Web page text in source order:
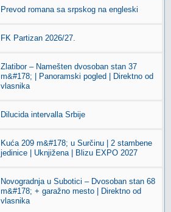
Prevod romana sa srpskog na engleski
FK Partizan 2026/27.
Zlatibor – Namešten dvosoban stan 37
m&#178; | Panoramski pogled | Direktno od
vlasnika
Dilucida intervalla Srbije
Kuća 209 m&#178; u Surčinu | 2 stambene
jedinice | Uknjižena | Blizu EXPO 2027
Novogradnja u Subotici – Dvosoban stan 68
m&#178; + garažno mesto | Direktno od
vlasnika